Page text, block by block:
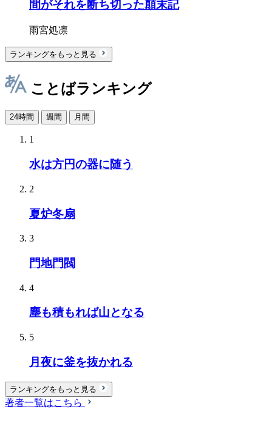
間がそれを断ち切った顛末記
雨宮処凛
ランキングをもっと見る
ことばランキング
24時間 週間 月間
1
水は方円の器に随う
2
夏炉冬扇
3
門地門閥
4
塵も積もれば山となる
5
月夜に釜を抜かれる
ランキングをもっと見る
著者一覧はこちら